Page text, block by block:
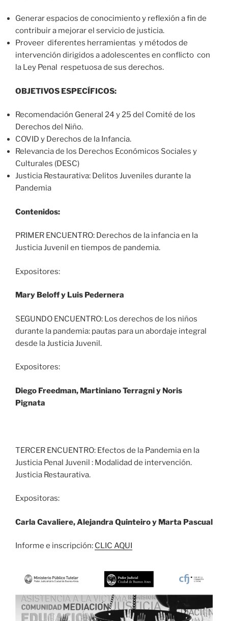
Generar espacios de conocimiento y reflexión a fin de
contribuir a mejorar el servicio de justicia.
Proveer diferentes herramientas y métodos de
intervención dirigidos a adolescentes en conflicto con
la Ley Penal respetuosa de sus derechos.
OBJETIVOS ESPECÍFICOS:
Recomendación General 24 y 25 del Comité de los
Derechos del Niño.
COVID y Derechos de la Infancia.
Relevancia de los Derechos Económicos Sociales y
Culturales (DESC)
Justicia Restaurativa: Delitos Juveniles durante la
Pandemia
Contenidos:
PRIMER ENCUENTRO: Derechos de la infancia en la
Justicia Juvenil en tiempos de pandemia.
Expositores:
Mary Beloff y Luis Pedernera
SEGUNDO ENCUENTRO: Los derechos de los niños
durante la pandemia: pautas para un abordaje integral
desde la Justicia Juvenil.
Expositores:
Diego Freedman, Martiniano Terragni y Noris
Pignata
TERCER ENCUENTRO: Efectos de la Pandemia en la
Justicia Penal Juvenil : Modalidad de intervención.
Justicia Restaurativa.
Expositoras:
Carla Cavaliere, Alejandra Quinteiro y Marta Pascual
Informe e inscripción: CLIC AQUI